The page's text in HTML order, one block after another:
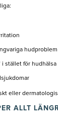
hudproblem
i stället för hudhälsa
eller
ALLT